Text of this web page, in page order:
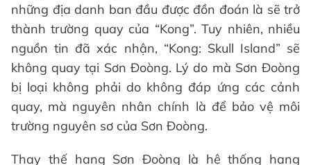
những địa danh ban đầu được đồn đoán là sẽ trở
thành trường quay của “Kong”. Tuy nhiên, nhiều
nguồn tin đã xác nhận, “Kong: Skull Island” sẽ
không quay tại Sơn Đoòng. Lý do mà Sơn Đoòng
bị loại không phải do không đáp ứng các cảnh
quay, mà nguyên nhân chính là để bảo vệ môi
trường nguyên sơ của Sơn Đoòng.
Thay thế hang Sơn Đoòng là hệ thống hang